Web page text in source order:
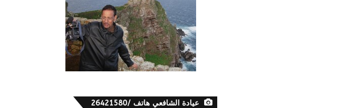
عيادة الشافعي هاتف /26421580